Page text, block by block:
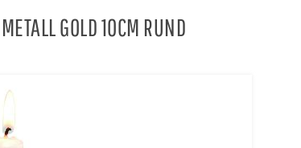
GOLD 10CM RUND